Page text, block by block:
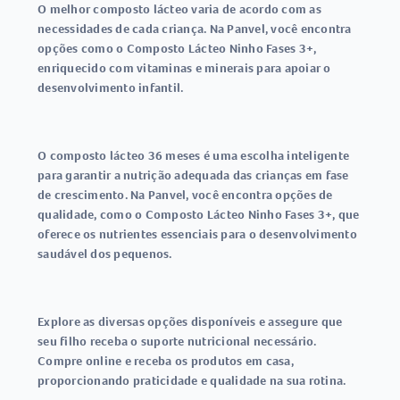
O melhor composto lácteo varia de acordo com as
necessidades de cada criança. Na Panvel, você encontra
opções como o Composto Lácteo Ninho Fases 3+,
enriquecido com vitaminas e minerais para apoiar o
desenvolvimento infantil.
O composto lácteo 36 meses é uma escolha inteligente
para garantir a nutrição adequada das crianças em fase
de crescimento. Na Panvel, você encontra opções de
qualidade, como o Composto Lácteo Ninho Fases 3+, que
oferece os nutrientes essenciais para o desenvolvimento
saudável dos pequenos.
Explore as diversas opções disponíveis e assegure que
seu filho receba o suporte nutricional necessário.
Compre online e receba os produtos em casa,
proporcionando praticidade e qualidade na sua rotina.